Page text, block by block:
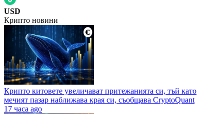
USD
Крипто новини
Крипто китовете увеличават притежанията си, тъй като
мечият пазар наближава края си, съобщава CryptoQuant
17 часа ago